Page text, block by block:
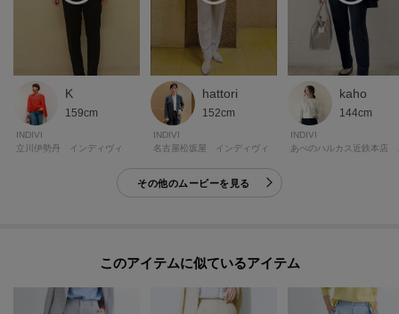
K
159cm
INDIVI
立川伊勢丹 インディヴィ
hattori
152cm
INDIVI
名古屋松坂屋 インディヴィ
kaho
144cm
INDIVI
その他のムービーを見る
このアイテムに似ているアイテム